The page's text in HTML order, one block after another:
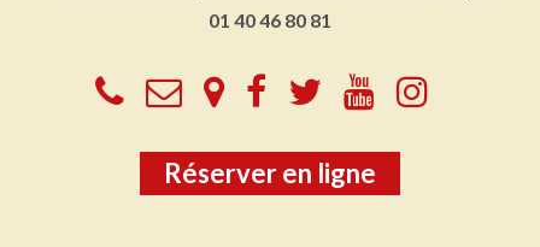
01 40 46 80 81
Réserver en ligne